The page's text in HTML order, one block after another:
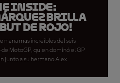
Inside:
brilla
de rojo!
más increíbles del seis
MotoGP, quien dominó el GP
junto a su hermano Alex